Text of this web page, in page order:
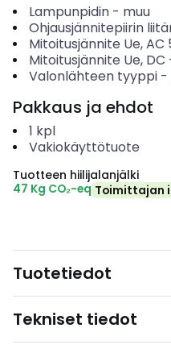
Lampunpidin- muu
Ohjausjännitepiirin
Mitoitusjännite Ue, AC
Mitoitusjännite Ue, DC
Valonlähteen tyyppi-
Pakkaus ja ehdot
1 kpl
Vakiokäyttötuote
Tuotteen hiilijalanjälki
47 Kg CO₂-eq Toimittajan
Tuotetiedot
Tekniset tiedot